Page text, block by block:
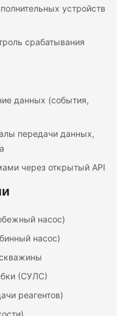
устройств
срабатывания
данных (события,
передачи данных,
через открытый API
насос)
насос)
(СУЛС)
реагентов)